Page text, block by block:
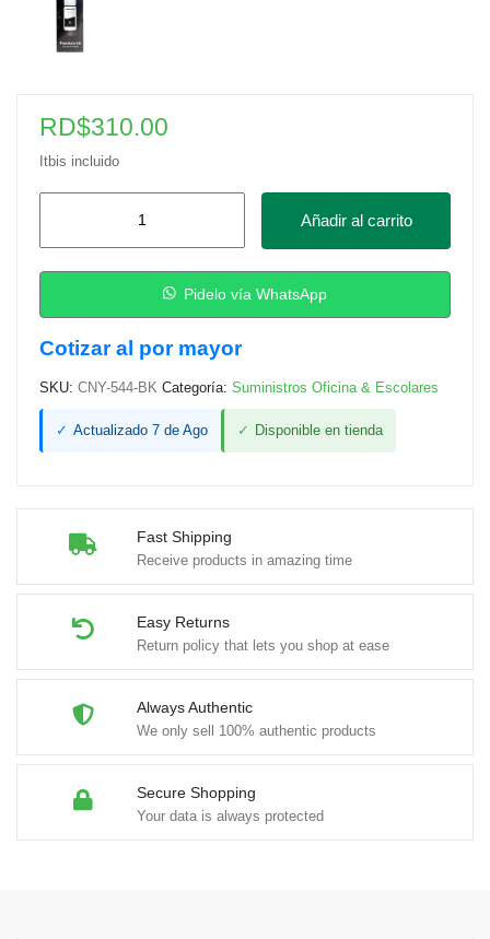
Fast Shipping
Receive products in amazing time
Easy Returns
Return policy that lets you shop at ease
Always Authentic
We only sell 100% authentic products
Secure Shopping
Your data is always protected
RD$310.00
Itbis incluido
L3150
Negra
Añadir al carrito
Pidelo vía WhatsApp
Cotizar al por mayor
SKU: CNY-544-BK Categoría: Suministros Oficina & Escolares
✓ Actualizado 7 de Ago ✓ Disponible en tienda